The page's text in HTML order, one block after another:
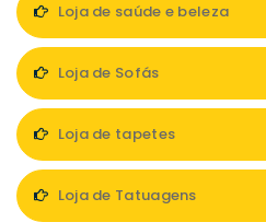
Loja de saúde e beleza
Loja de Sofás
Loja de tapetes
Loja de Tatuagens